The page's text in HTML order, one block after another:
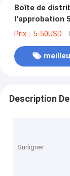
Boîte de
l'approbation
manières MCB
Prix：5-50USD
Description
Surligner